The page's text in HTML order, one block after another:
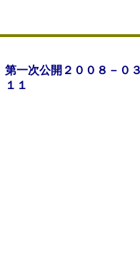
第一次公開２００８－０
１１